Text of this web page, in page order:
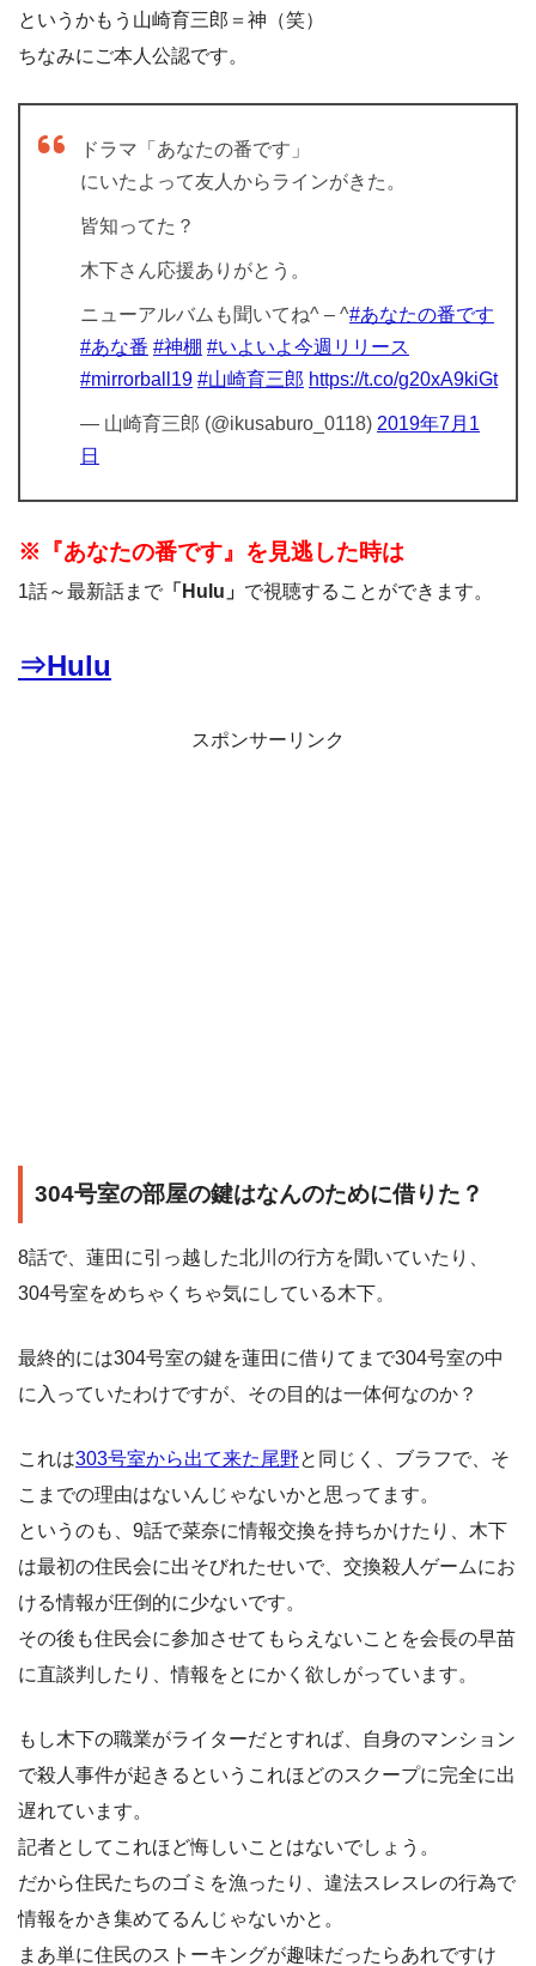
というかもう山崎育三郎＝神（笑）
ちなみにご本人公認です。
ドラマ「あなたの番です」
にいたよって友人からラインがきた。
皆知ってた？
木下さん応援ありがとう。
ニューアルバムも聞いてね^ – ^#あなたの番です
#あな番 #神棚 #いよいよ今週リリース
#mirrorball19 #山崎育三郎 https://t.co/g20xA9kiGt
— 山崎育三郎 (@ikusaburo_0118) 2019年7月1
日
※『あなたの番です』を見逃した時は
1話～最新話まで 「Hulu」 で視聴することができます。
⇒Hulu
スポンサーリンク
304号室の部屋の鍵はなんのために借りた？
8話で、蓮田に引っ越した北川の行方を聞いていたり、
304号室をめちゃくちゃ気にしている木下。
最終的には304号室の鍵を蓮田に借りてまで304号室の中
に入っていたわけですが、その目的は一体何なのか？
これは303号室から出て来た尾野と同じく、ブラフで、そ
こまでの理由はないんじゃないかと思ってます。
というのも、9話で菜奈に情報交換を持ちかけたり、木下
は最初の住民会に出そびれたせいで、交換殺人ゲームにお
ける情報が圧倒的に少ないです。
その後も住民会に参加させてもらえないことを会長の早苗
に直談判したり、情報をとにかく欲しがっています。
もし木下の職業がライターだとすれば、自身のマンション
で殺人事件が起きるというこれほどのスクープに完全に出
遅れています。
記者としてこれほど悔しいことはないでしょう。
だから住民たちのゴミを漁ったり、違法スレスレの行為で
情報をかき集めてるんじゃないかと。
まあ単に住民のストーキングが趣味だったらあれですけ